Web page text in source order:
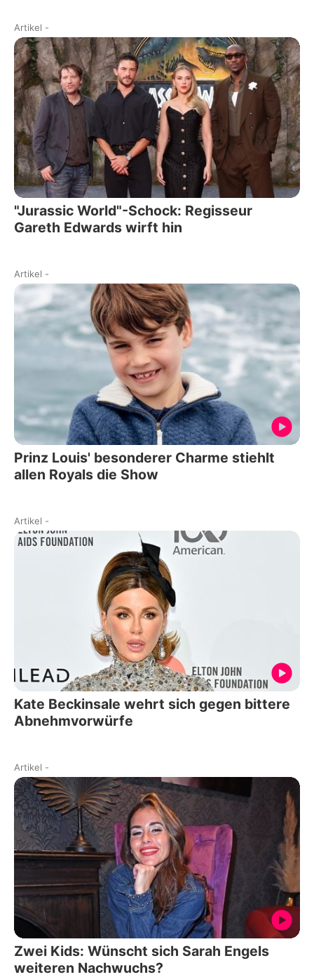
Artikel -
"Jurassic World"-Schock: Regisseur
Gareth Edwards wirft hin
Artikel -
Prinz Louis' besonderer Charme stiehlt
allen Royals die Show
Artikel -
Kate Beckinsale wehrt sich gegen bittere
Abnehmvorwürfe
Artikel -
Zwei Kids: Wünscht sich Sarah Engels
weiteren Nachwuchs?